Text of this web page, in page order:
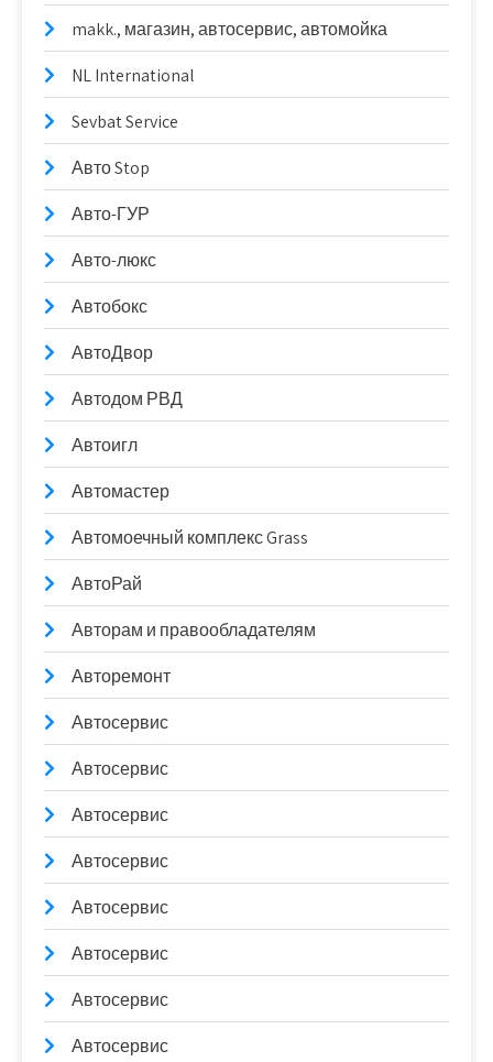
makk., магазин, автосервис, автомойка
NL International
Sevbat Service
Авто Stop
Авто-ГУР
Авто-люкс
Автобокс
АвтоДвор
Автодом РВД
Автоигл
Автомастер
Автомоечный комплекс Grass
АвтоРай
Авторам и правообладателям
Авторемонт
Автосервис
Автосервис
Автосервис
Автосервис
Автосервис
Автосервис
Автосервис
Автосервис